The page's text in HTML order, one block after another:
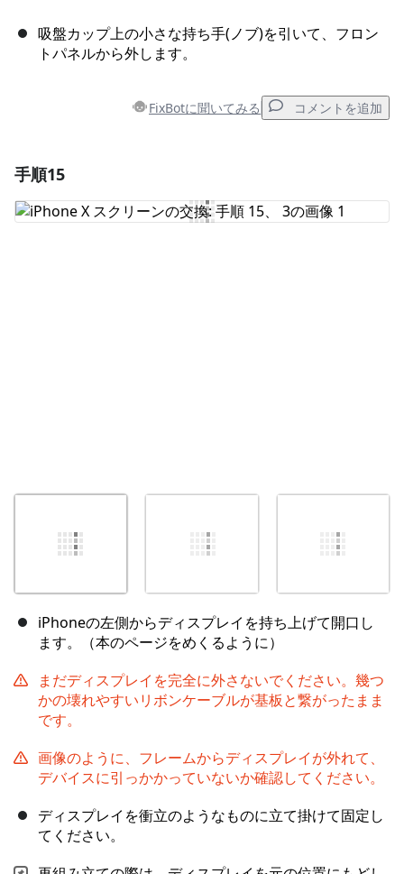
吸盤カップ上の小さな持ち手(ノブ)を引いて、フロン
トパネルから外します。
FixBotに聞いてみる コメントを追加
コメントを追加
手順15
iPhoneの左側からディスプレイを持ち上げて開口し
ます。（本のページをめくるように）
まだディスプレイを完全に外さないでください。幾つ
かの壊れやすいリボンケーブルが基板と繋がったまま
です。
画像のように、フレームからディスプレイが外れて、
デバイスに引っかかっていないか確認してください。
ディスプレイを衝立のようなものに立て掛けて固定し
てください。